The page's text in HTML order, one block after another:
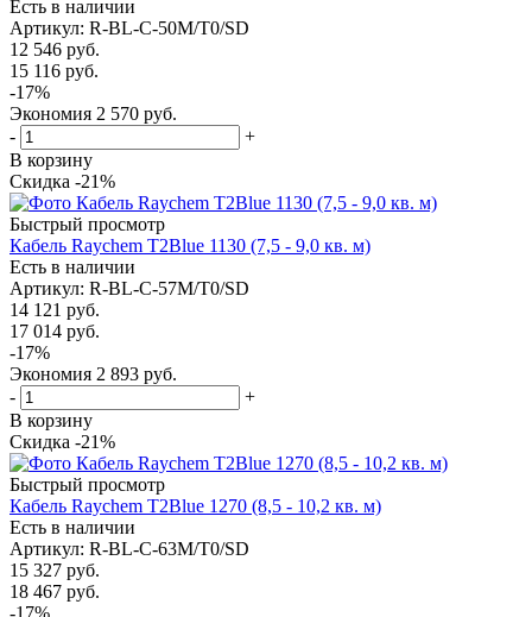
Есть в наличии
Артикул: R-BL-C-50M/T0/SD
12 546 руб.
15 116 руб.
-17%
Экономия 2 570 руб.
-
+
В корзину
Скидка -21%
Быстрый просмотр
Кабель Raychem T2Blue 1130 (7,5 - 9,0 кв. м)
Есть в наличии
Артикул: R-BL-C-57M/T0/SD
14 121 руб.
17 014 руб.
-17%
Экономия 2 893 руб.
-
+
В корзину
Скидка -21%
Быстрый просмотр
Кабель Raychem T2Blue 1270 (8,5 - 10,2 кв. м)
Есть в наличии
Артикул: R-BL-C-63M/T0/SD
15 327 руб.
18 467 руб.
-17%